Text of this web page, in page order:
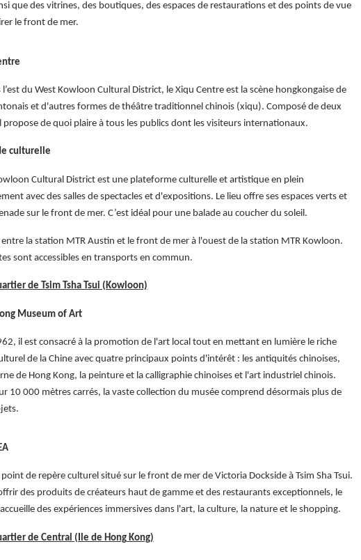
que des vitrines, des boutiques, des espaces de restaurations et des points de vue
le front de mer.
l’est du West Kowloon Cultural District, le Xiqu Centre est la scène hongkongaise de
et d'autres formes de théâtre traditionnel chinois (xiqu). Composé de deux
propose de quoi plaire à tous les publics dont les visiteurs internationaux.
culturelle
Cultural District est une plateforme culturelle et artistique en plein
avec des salles de spectacles et d'expositions. Le lieu offre ses espaces verts et
sur le front de mer. C’est idéal pour une balade au coucher du soleil.
entre la station MTR Austin et le front de mer à l'ouest de la station MTR Kowloon.
sont accessibles en transports en commun.
de Tsim Tsha Tsui (Kowloon)
Museum of Art
il est consacré à la promotion de l'art local tout en mettant en lumière le riche
de la Chine avec quatre principaux points d'intérêt : les antiquités chinoises,
de Hong Kong, la peinture et la calligraphie chinoises et l'art industriel chinois.
10 000 mètres carrés, la vaste collection du musée comprend désormais plus de
point de repère culturel situé sur le front de mer de Victoria Dockside à Tsim Sha Tsui.
des produits de créateurs haut de gamme et des restaurants exceptionnels, le
des expériences immersives dans l'art, la culture, la nature et le shopping.
de Central (Ile de Hong Kong)